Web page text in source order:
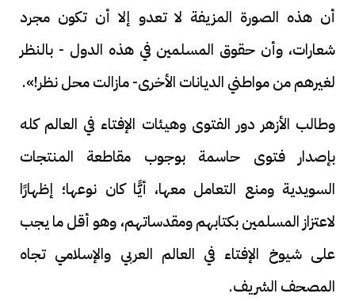
أن هذه الصورة المزيفة لا تعدو إلا أن تكون مجرد
شعارات، وأن حقوق المسلمين في هذه الدول - بالنظر
لغيرهم من مواطني الديانات الأخرى- مازالت محل نظر!».
وطالب الأزهر دور الفتوى وهيئات الإفتاء في العالم كله
بإصدار فتوى حاسمة بوجوب مقاطعة المنتجات
السويدية ومنع التعامل معها، أيًّا كان نوعها؛ إظهارًا
لاعتزاز المسلمين بكتابهم ومقدساتهم، وهو أقل ما يجب
على شيوخ الإفتاء في العالم العربي والإسلامي تجاه
المصحف الشريف.